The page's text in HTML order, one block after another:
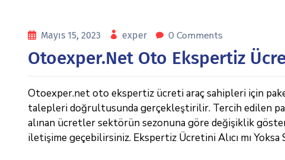
Mayıs 15, 2023 exper 0 Comments
Otoexper.net Oto Ekspertiz
Otoexper.net oto ekspertiz ücreti araç sahipleri için
talepleri doğrultusunda gerçekleştirilir. Tercih edilen
alınan ücretler sektörün sezonuna göre değişiklik
iletişime geçebilirsiniz. Ekspertiz Ücretini Alıcı mı Yoksa